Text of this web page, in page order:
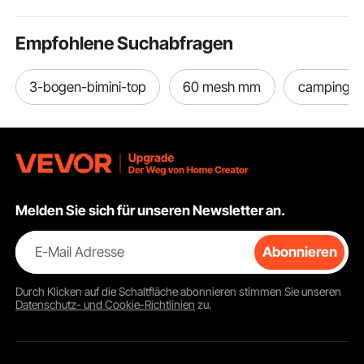
Empfohlene Suchabfragen
3-bogen-bimini-top 60 mesh mm camping
Melden Sie sich für unseren Newsletter an.
E-Mail Adresse Abonnieren
Durch Klicken auf die Schaltflächeabonnieren stimmen Sie unseren
Datenschutz- und Cookie-Richtlinien zu.